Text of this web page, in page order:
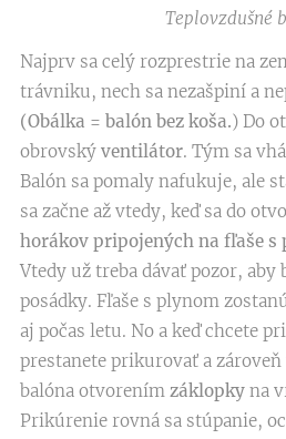
Teplovzdušné
Najprv sa celý rozprestrie na
trávniku, nech sa nezašpiní a
(Obálka = balón bez koša.) Do
obrovský ventilátor. Tým sa
Balón sa pomaly nafukuje, ale
sa začne až vtedy, keď sa do
horákov pripojených na fľaše
Vtedy už treba dávať pozor, aby
posádky. Fľaše s plynom
aj počas letu. No a keď chcete
prestanete prikurovať a
balóna otvorením záklopky na
Prikúrenie rovná sa stúpanie,